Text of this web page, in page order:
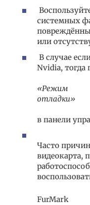
системных
или
В случае
Nvidia,
«Режим
отладки»
в панели
Часто
видеокарта,
FurMark